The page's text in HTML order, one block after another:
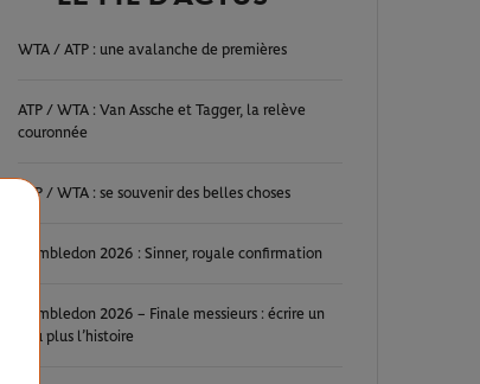
WTA / ATP : une avalanche de premières
ATP / WTA : Van Assche et Tagger, la relève
couronnée
ATP / WTA : se souvenir des belles choses
Wimbledon 2026 : Sinner, royale confirmation
Wimbledon 2026 – Finale messieurs : écrire un
peu plus l’histoire